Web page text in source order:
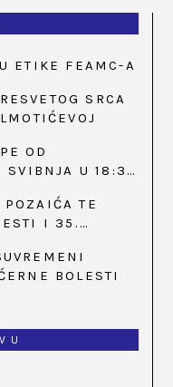
ETIKE FEAMC-A
SRCA
OD
SVIBNJA U 18:30
TE
I 35.
BOLESTI